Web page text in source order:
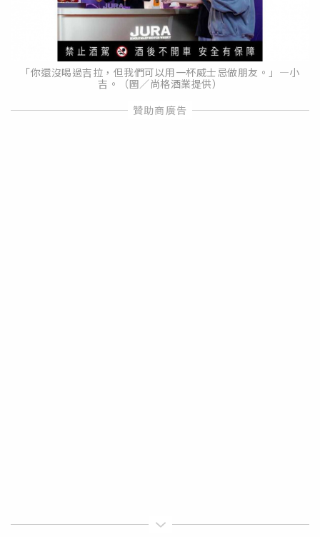
「你還沒喝過吉拉，但我們可以用一杯威士忌做朋友。」—小
吉。（圖／尚格酒業提供）